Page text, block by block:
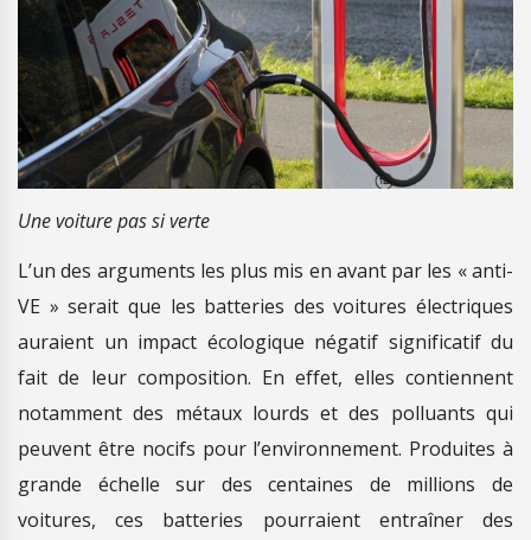
Une voiture pas si verte
L’un des arguments les plus mis en avant par les « anti-
VE » serait que les batteries des voitures électriques
auraient un impact écologique négatif significatif du
fait de leur composition. En effet, elles contiennent
notamment des métaux lourds et des polluants qui
peuvent être nocifs pour l’environnement. Produites à
grande échelle sur des centaines de millions de
voitures, ces batteries pourraient entraîner des